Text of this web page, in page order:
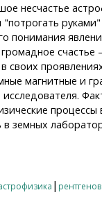
несчастье
понимания
своих
магнитные и
процессы
земных
|